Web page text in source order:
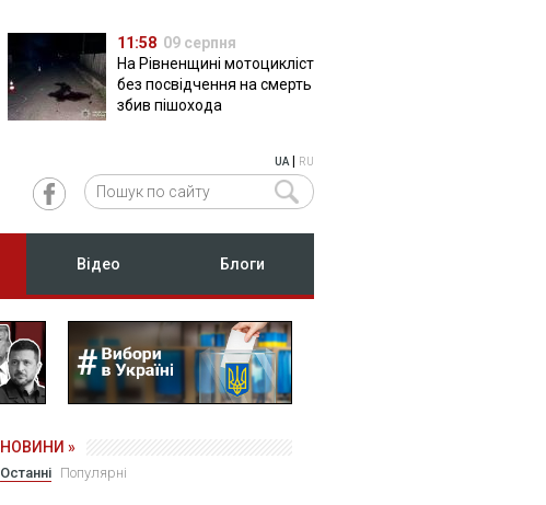
11:58 09 серпня
На Рівненщині мотоцикліст
без посвідчення на смерть
збив пішохода
UA| RU
Відео Блоги
НОВИНИ »
Останні Популярні